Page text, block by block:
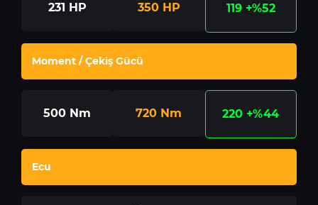
231 HP 350 HP 119 +%52
Moment / Çekiş Gücü
500 Nm 720 Nm 220 +%44
Ecu